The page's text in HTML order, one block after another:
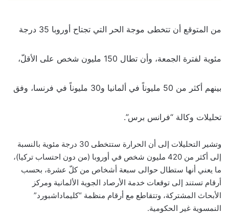
من المتوقع أن تتخطى موجة الحر التي تجتاح أوروبا 35 درجة
مئوية لفترة الجمعة، وأن تطال 150 مليون شخص على الأقلّ،
بينهم أكثر من 50 مليوناً في ألمانيا و30 مليوناً في فرنسا، وفق
تحليلات وكالة “فرانس برس”.
وتشير التحليلات إلى أن الحرارة ستتخطى 30 درجة مئوية بالنسبة
إلى أكثر من 420 مليون شخص في أوروبا (من دون احتساب تركيا)،
ما يعني أنها ستطال حوالى سبعة أشخاص من كلّ عشرة، بحسب
أرقام تستند إلى توقعات خدمة الأرصاد الجوية الألمانية ومركز
الأبحاث المشتركة، وتتقاطع مع أرقام منظمة “كليماداشبورد”
النمسوية غير الحكومية.